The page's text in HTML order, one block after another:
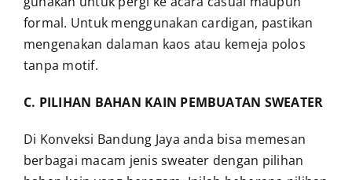
formal. Untuk menggunakan cardigan, pastikan
mengenakan dalaman kaos atau kemeja polos
tanpa motif.
C. PILIHAN BAHAN KAIN PEMBUATAN SWEATER
Di Konveksi Bandung Jaya anda bisa memesan
berbagai macam jenis sweater dengan pilihan